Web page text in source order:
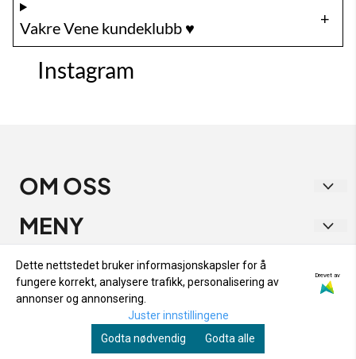
Vakre Vene kundeklubb ♥️
Instagram
OM OSS
Vakre Vene
Strandgata 1
9405 Harstad
Org. nr. 933 282 538
MENY
PERSONVERN
SALGSBETINGELSER
INFO
RETUR OG BYTTE
NYHETSBREV
Registrer deg for å motta nyheter og tilbud!
Dette nettstedet bruker informasjonskapsler for å
fungere korrekt, analysere trafikk, personalisering av
annonser og annonsering.
Drevet av
Juster innstillingene
Godta nødvendig
Godta alle